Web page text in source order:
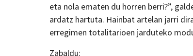
eta nola ematen du horren berri?”,
ardatz hartuta. Hainbat artelan jarri
erregimen totalitarioen jarduteko
Zabaldu: